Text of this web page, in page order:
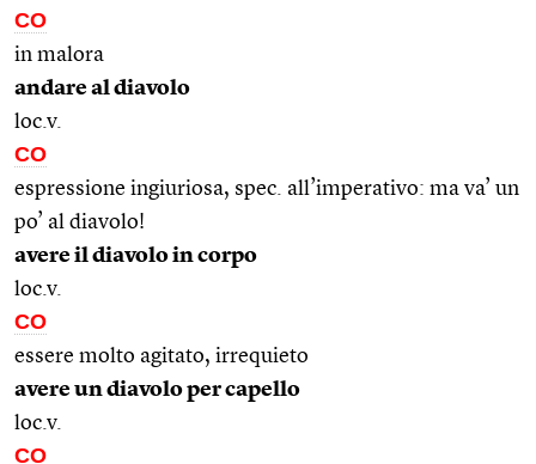
CO
in malora
andare al diavolo
loc.v.
CO
espressione ingiuriosa, spec. all’imperativo: ma va’ un
po’ al diavolo!
avere il diavolo in corpo
loc.v.
CO
essere molto agitato, irrequieto
avere un diavolo per capello
loc.v.
CO